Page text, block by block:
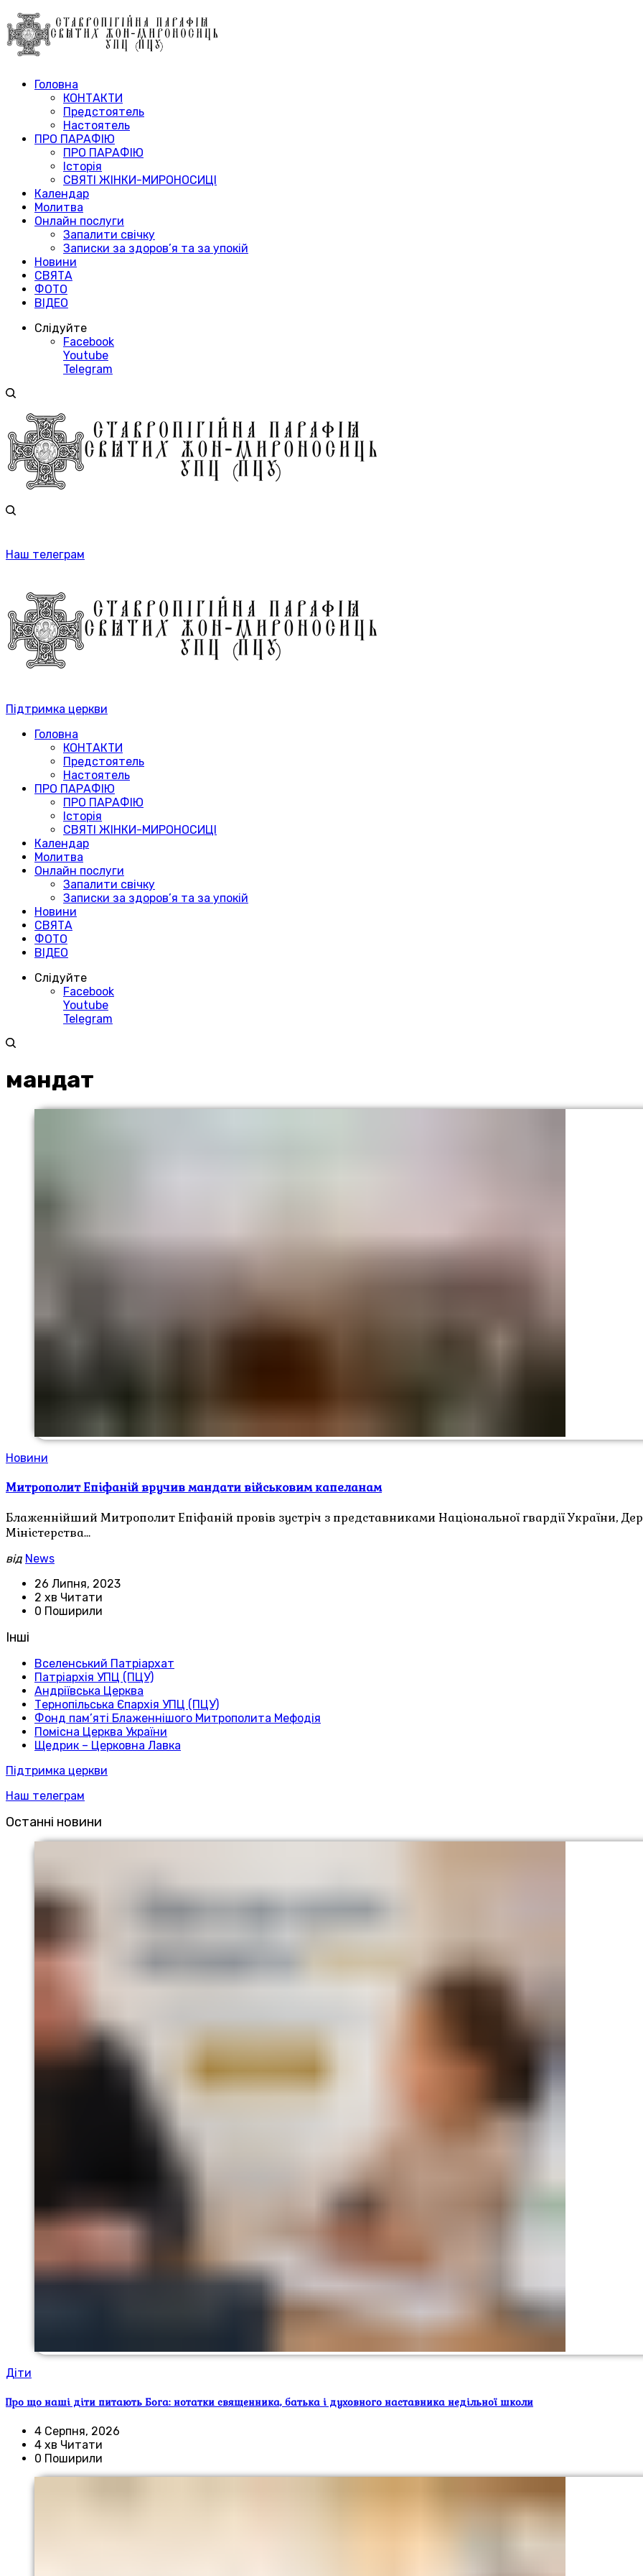
Головна
КОНТАКТИ
Предстоятель
Настоятель
ПРО ПАРАФІЮ
ПРО ПАРАФІЮ
Історія
СВЯТІ ЖІНКИ-МИРОНОСИЦІ
Календар
Молитва
Онлайн послуги
Запалити свічку
Записки за здоров’я та за упокій
Новини
СВЯТА
ФОТО
ВІДЕО
Слідуйте
Facebook
Youtube
Telegram
Наш телеграм
Підтримка церкви
Головна
КОНТАКТИ
Предстоятель
Настоятель
ПРО ПАРАФІЮ
ПРО ПАРАФІЮ
Історія
СВЯТІ ЖІНКИ-МИРОНОСИЦІ
Календар
Молитва
Онлайн послуги
Запалити свічку
Записки за здоров’я та за упокій
Новини
СВЯТА
ФОТО
ВІДЕО
Слідуйте
Facebook
Youtube
Telegram
мандат
Новини
Митрополит Епіфаній вручив мандати військовим капеланам
Блаженнійший Митрополит Епіфаній провів зустріч з представниками Національної гвардії України,
Міністерства…
від News
26 Липня, 2023
2 хв Читати
0 Поширили
Інші
Вселенський Патріархат
Патріархія УПЦ (ПЦУ)
Андріївська Церква
Тернопільська Єпархія УПЦ (ПЦУ)
Фонд пам’яті Блаженнішого Митрополита Мефодія
Помісна Церква України
Щедрик – Церковна Лавка
Підтримка церкви
Наш телеграм
Останні новини
Діти
Про що наші діти питають Бога: нотатки священника, батька і духовного наставника недільної школи
4 Серпня, 2026
4 хв Читати
0 Поширили